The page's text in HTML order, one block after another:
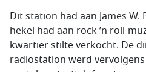
Dit station had aan James
hekel had aan rock ’n roll-
kwartier stilte verkocht. De
radiostation werd